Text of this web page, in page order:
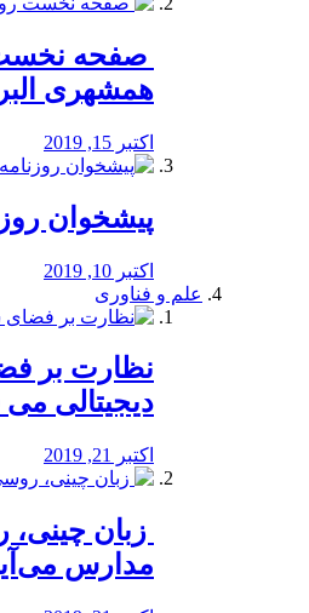
صفحه
همشهری
اکتبر 15, 2019
پیشخوان
اکتبر 10, 2019
علم و فناوری
نظارت بر
دیجیتالی
اکتبر 21, 2019
زبان
مدارس